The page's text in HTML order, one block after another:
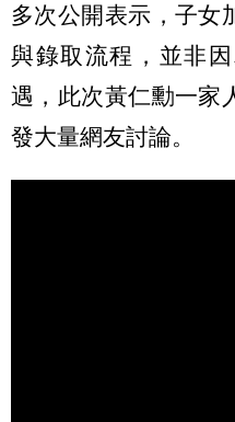
多次公開表示，子女
與錄取流程，並非
遇，此次黃仁勳一家
發大量網友討論。